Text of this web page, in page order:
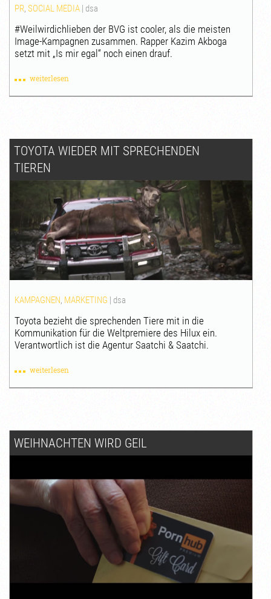
PR,SOCIAL MEDIA | dsa
#Weilwirdichlieben der BVG ist cooler, als die meisten
Image-Kampagnen zusammen. Rapper Kazim Akboga
setzt mit „Is mir egal“ noch einen drauf.
weiterlesen
TOYOTA WIEDER MIT SPRECHENDEN
TIEREN
KAMPAGNEN, MARKETING dsa
Toyota bezieht die sprechenden Tiere mit in die
Kommunikation für die Weltpremiere des Hilux ein.
Verantwortlich ist die Agentur Saatchi & Saatchi.
weiterlesen
WEIHNACHTEN WIRD GEIL